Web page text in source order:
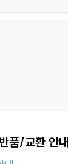
품/교환 안내